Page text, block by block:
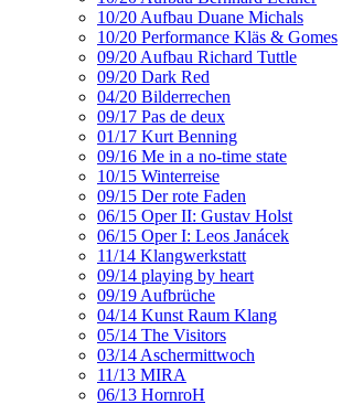
10/20 Aufbau Duane Michals
10/20 Performance Kläs & Gomes
09/20 Aufbau Richard Tuttle
09/20 Dark Red
04/20 Bilderrechen
09/17 Pas de deux
01/17 Kurt Benning
09/16 Me in a no-time state
10/15 Winterreise
09/15 Der rote Faden
06/15 Oper II: Gustav Holst
06/15 Oper I: Leos Janácek
11/14 Klangwerkstatt
09/14 playing by heart
09/19 Aufbrüche
04/14 Kunst Raum Klang
05/14 The Visitors
03/14 Aschermittwoch
11/13 MIRA
06/13 HornroH